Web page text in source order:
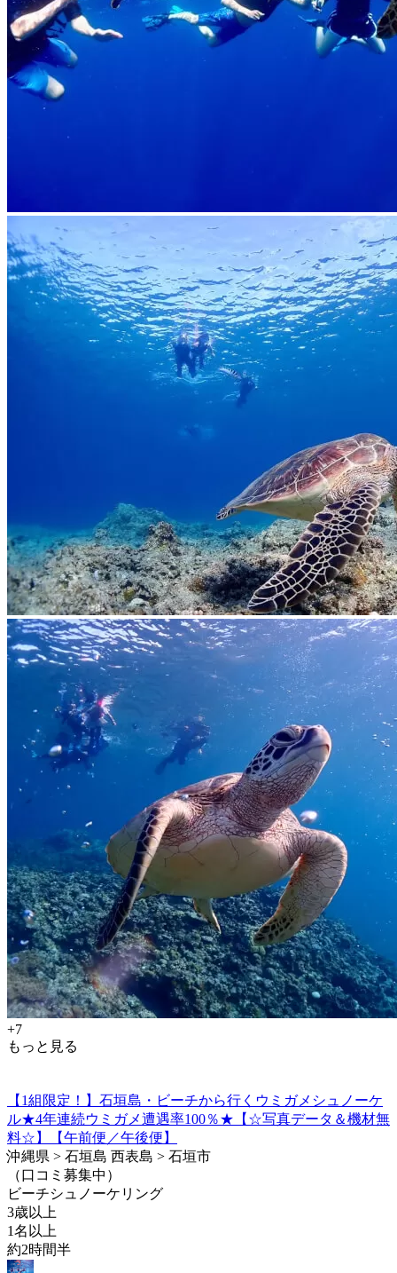
+7
もっと見る
【1組限定！】石垣島・ビーチから行くウミガメシュノーケ
ル★4年連続ウミガメ遭遇率100％★【☆写真データ＆機材無
料☆】【午前便／午後便】
沖縄県 > 石垣島 西表島 > 石垣市
（口コミ募集中）
ビーチシュノーケリング
3歳以上
1名以上
約2時間半